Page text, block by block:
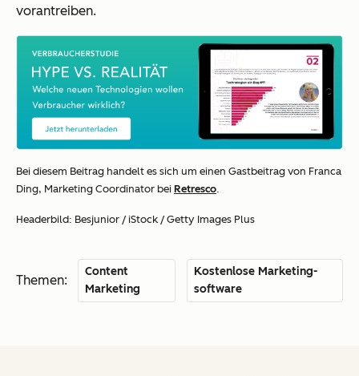
vorantreiben.
Bei diesem Beitrag handelt es sich um einen Gastbeitrag von Franca
Ding, Marketing Coordinator bei Retresco.
Headerbild: Besjunior / iStock / Getty Images Plus
Themen:
Content
Marketing
Kostenlose Marketing-
software